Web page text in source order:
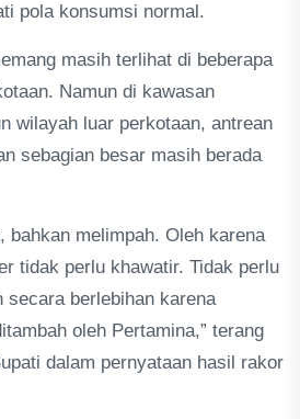
pola konsumsi normal.
masih terlihat di beberapa
Namun di kawasan
wilayah luar perkotaan, antrean
sebagian besar masih berada
bahkan melimpah. Oleh karena
tidak perlu khawatir. Tidak perlu
secara berlebihan karena
oleh Pertamina,” terang
dalam pernyataan hasil rakor